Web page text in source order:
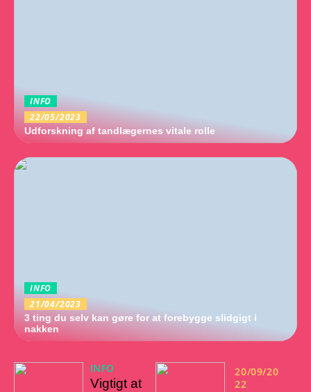
INFO
22/05/2023
Udforskning af tandlægernes vitale rolle
INFO
21/04/2023
3 ting du selv kan gøre for at forebygge slidgigt i
nakken
INFO
Vigtigt at
20/09/20
22